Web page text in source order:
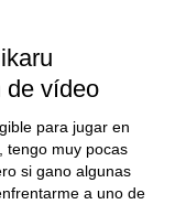
de vídeo
para jugar en
tengo muy pocas
si gano algunas
a uno de